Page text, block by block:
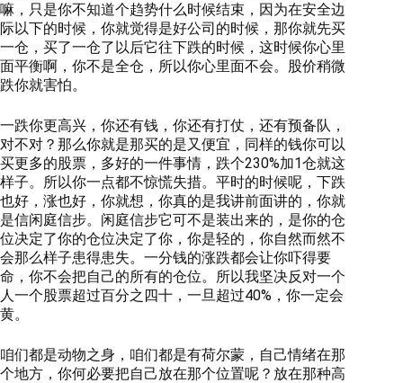
嘛，只是你不知道个趋势什么时候结束，因为在安全边
际以下的时候，你就觉得是好公司的时候，那你就先买
一仓，买了一仓了以后它往下跌的时候，这时候你心里
面平衡啊，你不是全仓，所以你心里面不会。股价稍微
跌你就害怕。
一跌你更高兴，你还有钱，你还有打仗，还有预备队，
对不对？那么你就是那买的是又便宜，同样的钱你可以
买更多的股票，多好的一件事情，跌个230%加1仓就这
样子。所以你一点都不惊慌失措。平时的时候呢，下跌
也好，涨也好，你就想，你真的是我讲前面讲的，你就
是信闲庭信步。闲庭信步它可不是装出来的，是你的仓
位决定了你的仓位决定了你，你是轻的，你自然而然不
会那么样子患得患失。一分钱的涨跌都会让你吓得要
命，你不会把自己的所有的仓位。所以我坚决反对一个
人一个股票超过百分之四十，一旦超过40%，你一定会
黄。
咱们都是动物之身，咱们都是有荷尔蒙，自己情绪在那
个地方，你何必要把自己放在那个位置呢？放在那种高